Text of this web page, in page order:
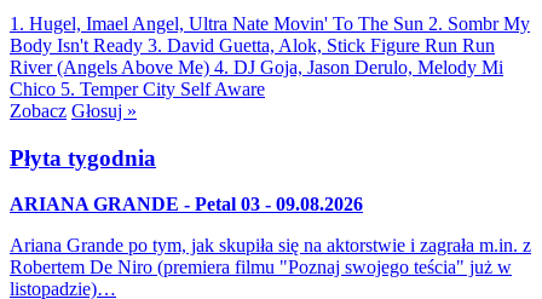
1. Hugel, Imael Angel, Ultra Nate Movin' To The Sun 2. Sombr My
Body Isn't Ready 3. David Guetta, Alok, Stick Figure Run Run
River (Angels Above Me) 4. DJ Goja, Jason Derulo, Melody Mi
Chico 5. Temper City Self Aware
Zobacz Głosuj »
Płyta tygodnia
ARIANA GRANDE - Petal 03 - 09.08.2026
Ariana Grande po tym, jak skupiła się na aktorstwie i zagrała m.in. z
Robertem De Niro (premiera filmu "Poznaj swojego teścia" już w
listopadzie)…